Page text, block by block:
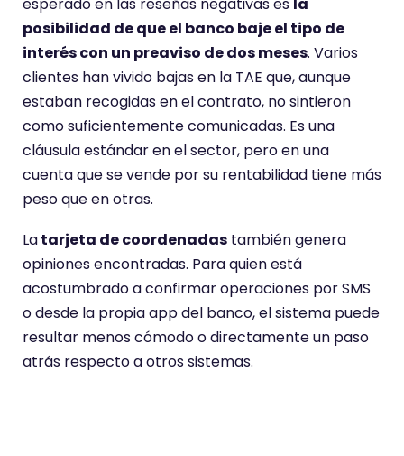
posibilidad de que el banco baje el tipo de
interés con un preaviso de dos meses. Varios
clientes han vivido bajas en la TAE que, aunque
estaban recogidas en el contrato, no sintieron
como suficientemente comunicadas. Es una
cláusula estándar en el sector, pero en una
cuenta que se vende por su rentabilidad tiene más
peso que en otras.
Latarjeta de coordenadas también genera
opiniones encontradas. Para quien está
acostumbrado a confirmar operaciones por SMS
o desde la propia app del banco, el sistema puede
resultar menos cómodo o directamente un paso
atrás respecto a otros sistemas.